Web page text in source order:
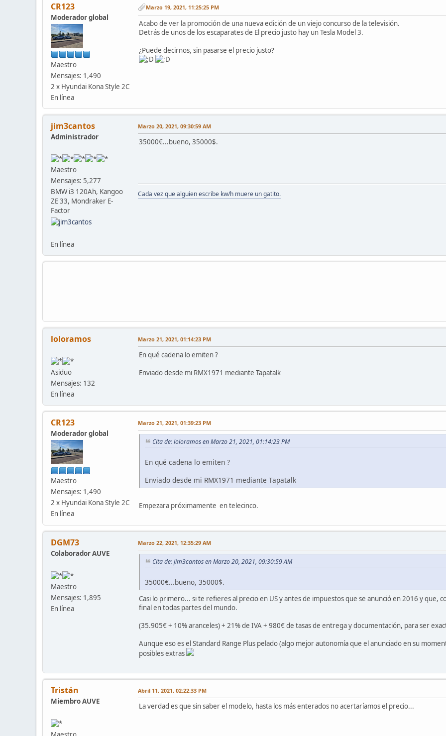
CR123
Moderador global
Maestro
Mensajes: 1,490
2 x Hyundai Kona Style 2C
En línea
Marzo 19, 2021, 11:25:25 PM
Acabo de ver la promoción de una nueva edición de un viejo concurso de la televisión.
Detrás de unos de los escaparates de El precio justo hay un Tesla Model 3.
¿Puede decirnos, sin pasarse el precio justo?
jim3cantos
Administrador
Maestro
Mensajes: 5,277
BMW i3 120Ah, Kangoo
ZE 33, Mondraker E-
Factor
En línea
Marzo 20, 2021, 09:30:59 AM
35000€...bueno, 35000$.
Cada vez que alguien escribe kw/h muere un gatito.
loloramos
Asiduo
Mensajes: 132
En línea
Marzo 21, 2021, 01:14:23 PM
En qué cadena lo emiten ?
Enviado desde mi RMX1971 mediante Tapatalk
CR123
Moderador global
Maestro
Mensajes: 1,490
2 x Hyundai Kona Style 2C
En línea
Marzo 21, 2021, 01:39:23 PM
Cita de: loloramos en Marzo 21, 2021, 01:14:23 PM
En qué cadena lo emiten ?
Enviado desde mi RMX1971 mediante Tapatalk
Empezara próximamente en telecinco.
DGM73
Colaborador AUVE
Maestro
Mensajes: 1,895
En línea
Marzo 22, 2021, 12:35:29 AM
Cita de: jim3cantos en Marzo 20, 2021, 09:30:59 AM
35000€...bueno, 35000$.
Casi lo primero... si te refieres al precio en US y antes de impuestos que se anunció en 2016 y que,
final en todas partes del mundo.
(35.905€ + 10% aranceles) + 21% de IVA + 980€ de tasas de entrega y documentación, para ser
Aunque eso es el Standard Range Plus pelado (algo mejor autonomía que el anunciado en su
posibles extras
Tristán
Miembro AUVE
Abril 11, 2021, 02:22:33 PM
La verdad es que sin saber el modelo, hasta los más enterados no acertaríamos el precio...